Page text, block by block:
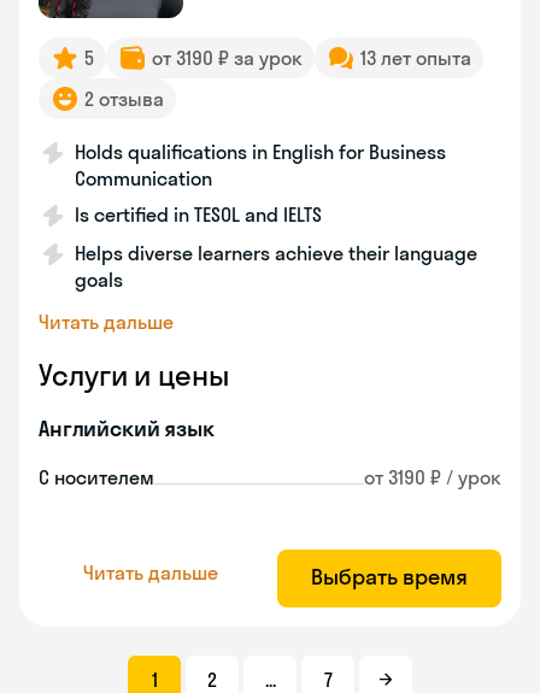
5 от 3190 ₽ за урок
13 лет опыта
2 отзыва
Holds qualifications in English for Business
Communication
Is certified in TESOL and IELTS
Helps diverse learners achieve their language
goals
Читать дальше
Услуги и цены
Английский язык
С носителем от 3190 ₽ / урок
Читать дальше Выбрать время
1 2 ... 7